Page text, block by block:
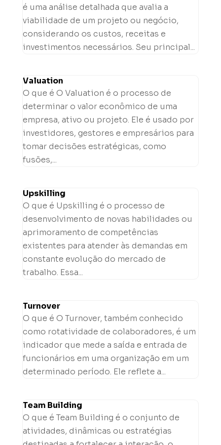
é uma análise detalhada que avalia a
viabilidade de um projeto ou negócio,
considerando os custos, receitas e
investimentos necessários. Seu principal...
Valuation
O que é O Valuation é o processo de
determinar o valor econômico de uma
empresa, ativo ou projeto. Ele é usado por
investidores, gestores e empresários para
tomar decisões estratégicas, como
fusões,...
Upskilling
O que é Upskilling é o processo de
desenvolvimento de novas habilidades ou
aprimoramento de competências
existentes para atender às demandas em
constante evolução do mercado de
trabalho. Essa...
Turnover
O que é O Turnover, também conhecido
como rotatividade de colaboradores, é um
indicador que mede a saída e entrada de
funcionários em uma organização em um
determinado período. Ele reflete a...
Team Building
O que é Team Building é o conjunto de
atividades, dinâmicas ou estratégias